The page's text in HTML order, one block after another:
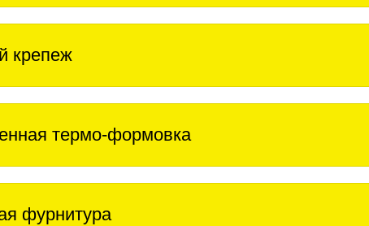
крепеж
термо-формовка
фурнитура